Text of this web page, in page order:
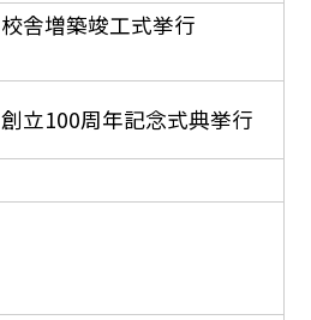
校舎増築竣工式挙行
創立100周年記念式典挙行